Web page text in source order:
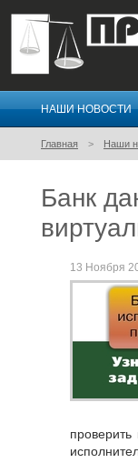
Правосознание
НАШИ НОВОСТИ
Главная Наши
Банк
13 Ноября